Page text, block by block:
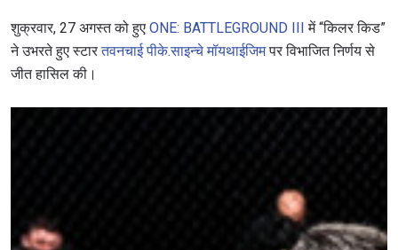
शुक्रवार, 27 अगस्त को हुए ONE: BATTLEGROUND III में “किलर किड”
ने उभरते हुए स्टारतवनचाई पीके.साइन्चे मॉयथाईजिमपर विभाजित निर्णय से
जीत हासिल की।